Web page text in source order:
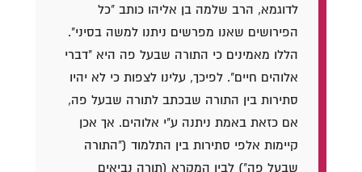
לדוגמא, הרב שלמה בן אליהו כותב "כל
הפירושים שאנו מפרשים ניתנו למשה בסיני".
הללו מאמינים כי התורה שבעל פה היא "דברי
אלוהים חיים". לפיכך, עלינו לצפות כי לא יהיו
סתירות בין התורה שבכתב לתורה שבעל פה,
אם כזאת באמת ניתנה ע"י אלוהים. אך אכן
קיימות אלפי סתירות בין התלמוד ("התורה
שבעל פה") לבין המקרא (תורה נביאים